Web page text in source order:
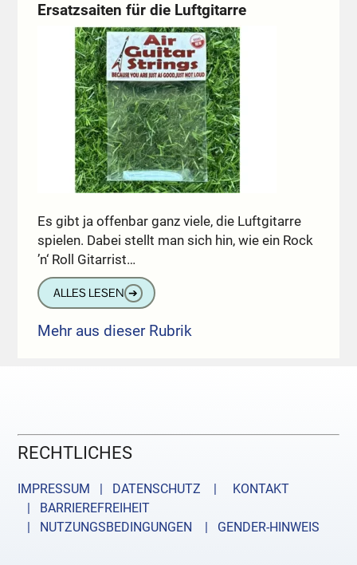
Ersatzsaiten für die Luftgitarre
Es gibt ja offenbar ganz viele, die Luftgitarre
spielen. Dabei stellt man sich hin, wie ein Rock
’n‘ Roll Gitarrist…
ALLES LESEN ➔
Mehr aus dieser Rubrik
RECHTLICHES
IMPRESSUM | DATENSCHUTZ |
KONTAKT
| BARRIEREFREIHEIT
| NUTZUNGSBEDINGUNGEN
| GENDER-HINWEIS